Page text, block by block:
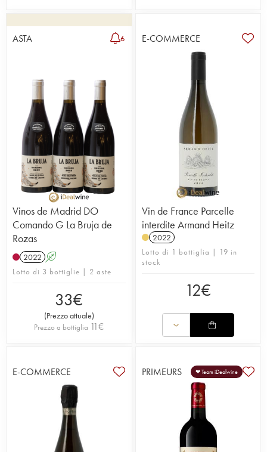
ASTA 6
Vinos de Madrid DO
Comando G La Bruja de
Rozas
2022 A
Lotto di 3 bottiglie | 2 aste
33€
(Prezzo attuale)
Prezzo a bottiglia 11€
E-COMMERCE
Vin de France Parcelle
interdite Armand Heitz
2022
Lotto di 1 bottiglia | 19 in
stock
12€
E-COMMERCE PRIMEURS ❤ Team iDealwine